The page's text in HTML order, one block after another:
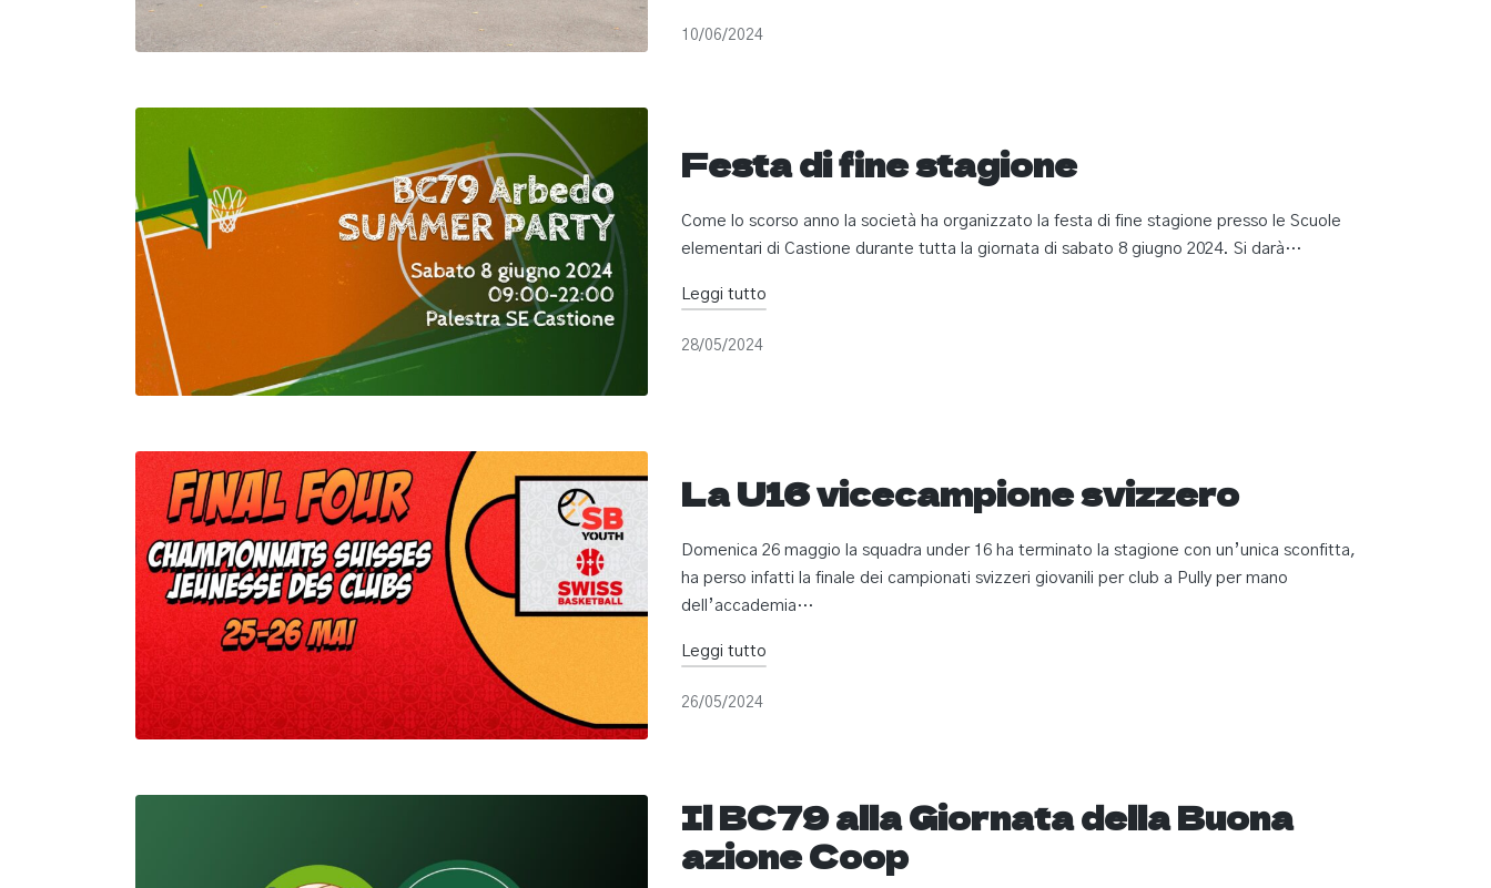
10/06/2024
Festa di fine stagione
Come lo scorso anno la società ha organizzato la festa di fine stagione presso le Scuole
elementari di Castione durante tutta la giornata di sabato 8 giugno 2024. Si darà…
Leggi tutto
28/05/2024
La U16 vicecampione svizzero
Domenica 26 maggio la squadra under 16 ha terminato la stagione con un’unica sconfitta,
ha perso infatti la finale dei campionati svizzeri giovanili per club a Pully per mano
dell’accademia…
Leggi tutto
26/05/2024
Il BC79 alla Giornata della Buona
azione Coop